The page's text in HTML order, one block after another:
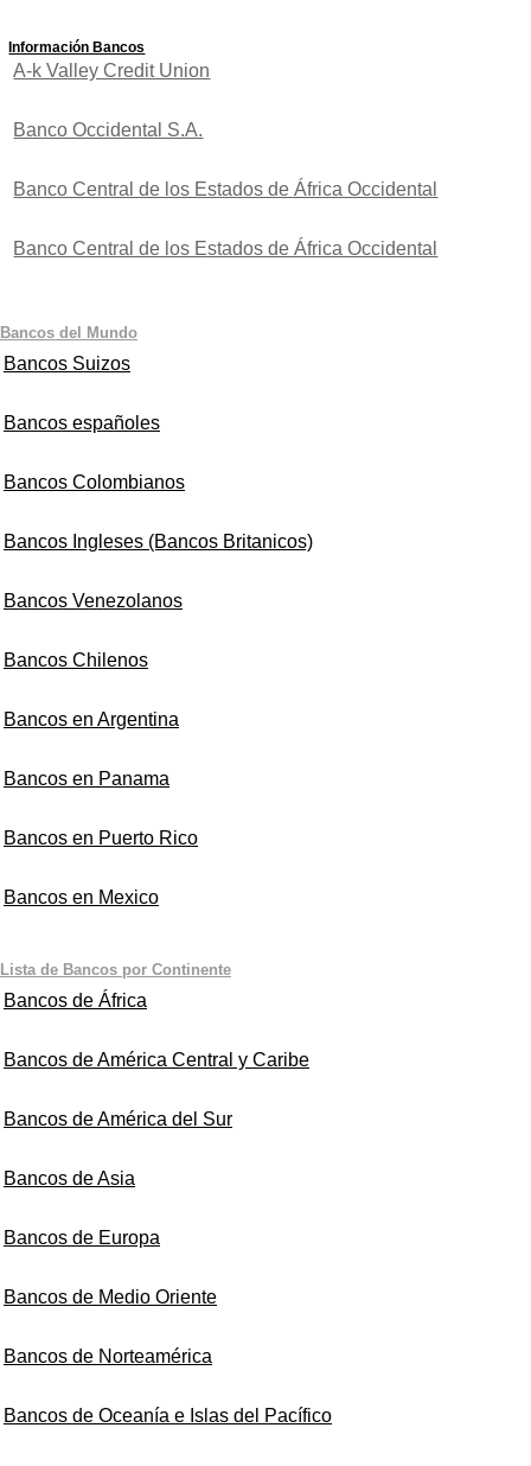
Información Bancos
A-k Valley Credit Union
Banco Occidental S.A.
Banco Central de los Estados de África Occidental
Banco Central de los Estados de África Occidental
Bancos del Mundo
Bancos Suizos
Bancos españoles
Bancos Colombianos
Bancos Ingleses (Bancos Britanicos)
Bancos Venezolanos
Bancos Chilenos
Bancos en Argentina
Bancos en Panama
Bancos en Puerto Rico
Bancos en Mexico
Lista de Bancos por Continente
Bancos de África
Bancos de América Central y Caribe
Bancos de América del Sur
Bancos de Asia
Bancos de Europa
Bancos de Medio Oriente
Bancos de Norteamérica
Bancos de Oceanía e Islas del Pacífico